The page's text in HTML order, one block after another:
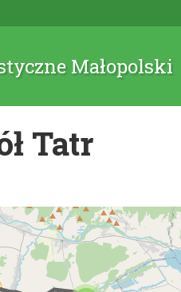
Małopolski
Tatr